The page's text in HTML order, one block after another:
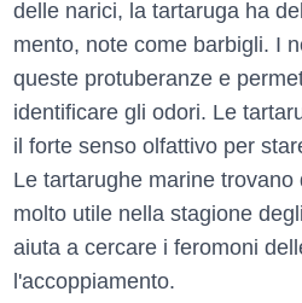
delle narici, la tartaruga ha
mento, note come barbigli. I
queste protuberanze e
identificare gli odori. Le
il forte senso olfattivo per
Le tartarughe marine
molto utile nella stagione
aiuta a cercare i feromoni
l'accoppiamento.